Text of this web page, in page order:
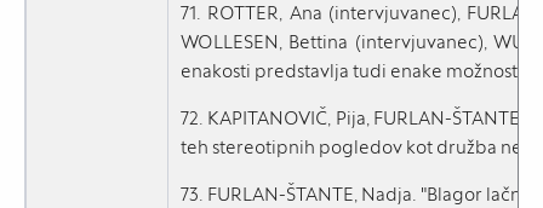
71. ROTTER, Ana (intervjuvanec),
WOLLESEN, Bettina (intervjuvanec),
enakosti predstavlja tudi enake možnosti?
72. KAPITANOVIČ, Pija, FURLAN-
teh stereotipnih pogledov kot družba ne
73. FURLAN-ŠTANTE, Nadja. "Blagor